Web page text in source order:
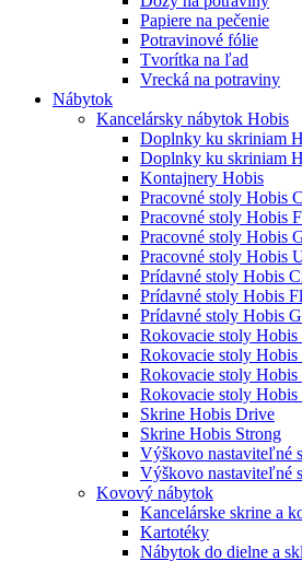
Papiere na pečenie
Potravinové fólie
Tvorítka na ľad
Vrecká na potraviny
Nábytok
Kancelársky nábytok Hobis
Doplnky ku skriniam
Doplnky ku skriniam
Kontajnery Hobis
Pracovné stoly Hobis
Pracovné stoly Hobis
Pracovné stoly Hobis
Pracovné stoly Hobis
Prídavné stoly Hobis
Prídavné stoly Hobis
Prídavné stoly Hobis
Rokovacie stoly Hobis
Rokovacie stoly Hobis
Rokovacie stoly Hobis
Rokovacie stoly Hobis
Skrine Hobis Drive
Skrine Hobis Strong
Výškovo nastaviteľné
Výškovo nastaviteľné
Kovový nábytok
Kancelárske skrine a
Kartotéky
Nábytok do dielne a